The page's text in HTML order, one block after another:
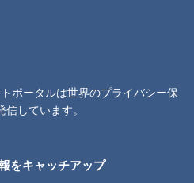
ポータルは世界のプライバシー保
しています。
をキャッチアップ